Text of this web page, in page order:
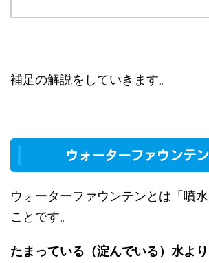
補足の解説をしていきます。
ウォーターファウンテ
ウォーターファウンテンとは「噴
ことです。
たまっている（淀んでいる）水よ